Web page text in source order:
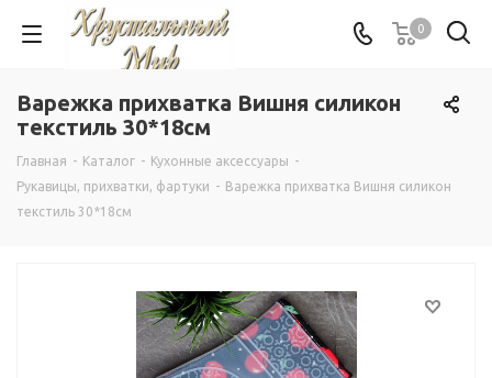
0
Варежка прихватка Вишня силикон
текстиль 30*18см
Главная - Каталог - Кухонные аксессуары -
Рукавицы, прихватки, фартуки - Варежка прихватка Вишня силикон
текстиль 30*18см